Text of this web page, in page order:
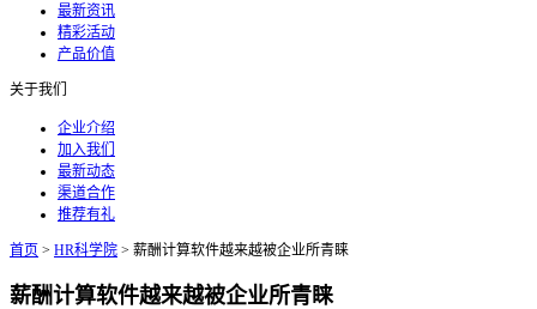
最新资讯
精彩活动
产品价值
关于我们
企业介绍
加入我们
最新动态
渠道合作
推荐有礼
首页 > HR科学院 > 薪酬计算软件越来越被企业所青睐
薪酬计算软件越来越被企业所青睐